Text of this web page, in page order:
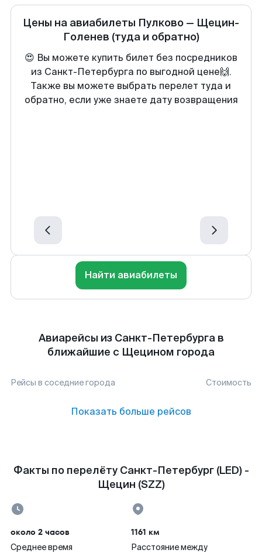
Цены на авиабилеты Пулково — Щецин-
Голенев (туда и обратно)
😍 Вы можете купить билет без посредников
из Санкт-Петербурга по выгодной цене🙌.
Также вы можете выбрать перелет туда и
обратно, если уже знаете дату возвращения
Найти авиабилеты
Авиарейсы из Санкт-Петербурга в
ближайшие с Щецином города
Рейсы в соседние города Стоимость
Показать больше рейсов
Факты по перелёту Санкт-Петербург (LED) -
Щецин (SZZ)
около 2 часов
Среднее время
1161 км
Расстояние между